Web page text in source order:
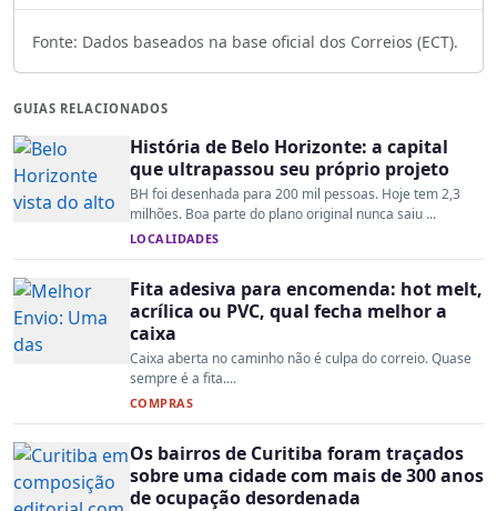
Fonte: Dados baseados na base oficial dos Correios (ECT).
GUIAS RELACIONADOS
História de Belo Horizonte: a capital
que ultrapassou seu próprio projeto
BH foi desenhada para 200 mil pessoas. Hoje tem 2,3
milhões. Boa parte do plano original nunca saiu ...
LOCALIDADES
Fita adesiva para encomenda: hot melt,
acrílica ou PVC, qual fecha melhor a
caixa
Caixa aberta no caminho não é culpa do correio. Quase
sempre é a fita....
COMPRAS
Os bairros de Curitiba foram traçados
sobre uma cidade com mais de 300 anos
de ocupação desordenada